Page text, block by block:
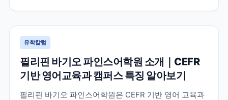
유학칼럼
필리핀 바기오 파인스어학원 소개｜CEFR
기반 영어교육과 캠퍼스 특징 알아보기
필리핀 바기오 파인스어학원은 CEFR 기반 영어 교육과